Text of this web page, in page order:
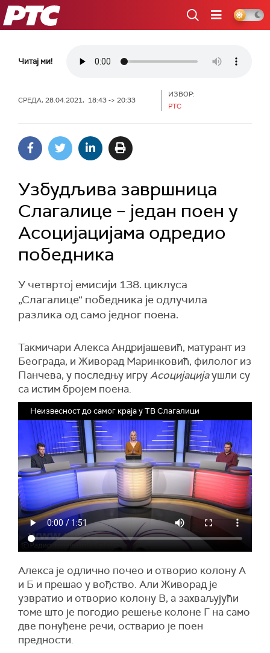
РТС
Читај ми!
СРЕДА, 28.04.2021, 18:43 -> 20:33
ИЗВОР:
РТС
Узбудљива завршница
Слагалице – један поен у
Асоцијацијама одредио
победника
У четвртој емисији 138. циклуса
„Слагалице“ победника је одлучила
разлика од само једног поена.
Такмичари Алекса Андријашевић, матурант из
Београда, и Живорад Маринковић, филолог из
Панчева, у последњу игруАсоцијацијаушли су
са истим бројем поена.
Неизвесност до самог краја у ТВ Слагалици
Алекса је одлично почео и отворио колону А
и Б и прешао у вођство. Али Живорад је
узвратио и отворио колону В, а захваљујући
томе што је погодио решење колоне Г на само
две понуђене речи, остварио је поен
предности.